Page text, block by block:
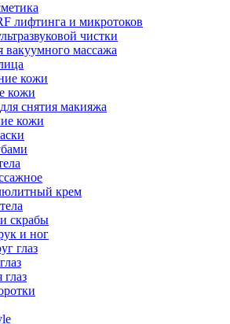
лифтинга и микротоков
чистки
вакуумного массажа
кожи
кожи
снятия макияжа
кожи
крем
скрабы
и ног
глаз